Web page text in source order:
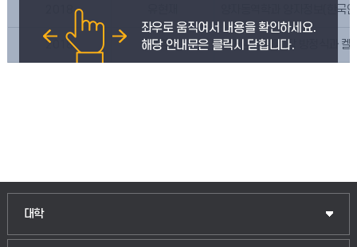
양자동역학과 양자정보(한국
2018 채명주 비가환 게이지 장 방정식과 켈
대학
인문융합공공인재학부